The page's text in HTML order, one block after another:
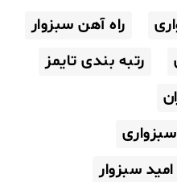
راه آهن سبزوار
رتبه بندی تایمز
سبزوار